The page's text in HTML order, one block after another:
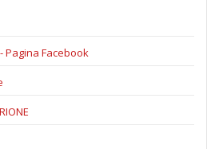
Pagina Facebook